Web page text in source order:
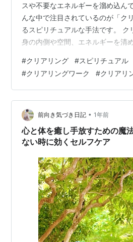
スや不要なエネルギーを溜め込ん
んな中で注目されているのが「ク
るスピリチュアルな手法です。 ク
身の内側や空間、エネルギーを清
たり、人間関係で疲れてしまった
取り入れることで気持ちがリセッ
るでしょう。 この記事では、クリ
果、実践方法などを詳しく解説し
わかりやすいよう、スピリチュア
コツや体験談も交えてご紹介しま
#クリアリング #スピリチュアル
#クリアリングワーク #クリア
前向き気づき日記 • 1年前
心と体を癒し手放すための魔
ない時に効くセルフケア